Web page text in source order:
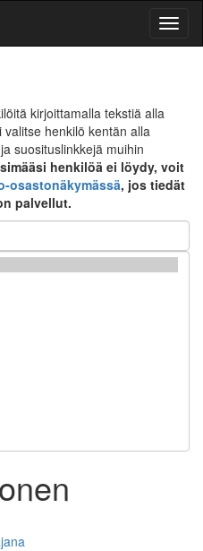
kirjoittamalla tekstiä alla
henkilö kentän alla
suosituslinkkejä muihin
henkilöä ei löydy, voit
osastonäkymässä, jos tiedät
palvellut.